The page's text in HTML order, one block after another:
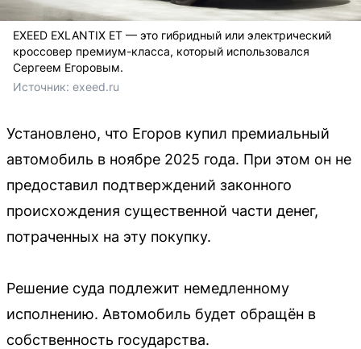
EXEED EXLANTIX ET — это гибридный или электрический
кроссовер премиум-класса, который использовался
Сергеем Егоровым.
Источник: exeed.ru
Установлено, что Егоров купил премиальный
автомобиль в ноябре 2025 года. При этом он не
предоставил подтверждений законного
происхождения существенной части денег,
потраченных на эту покупку.
Решение суда подлежит немедленному
исполнению. Автомобиль будет обращён в
собственность государства.